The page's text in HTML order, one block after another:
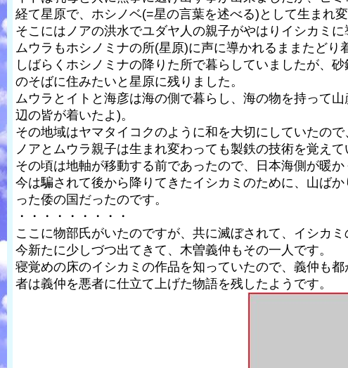
経て星原で、ホシノベ(=星の言葉を述べる)として生まれ変
そこにはノアの洪水でユダヤ人の親子がやはりイシカミ
ムウラもホシノミナの所(星原)に声に導かれるままたどり
しばらくホシノミナの降りた所で暮らしていましたが、
のそばに住みたいと星原に残りました。
ムウラとイトと海彦は海の側で暮らし、海の物を持って
辺の皆が着いたよ)。
その地域はヤマタイコクのように和を大切にしていたの
ノアとムウラ親子は生まれ変わっても製鉄の技術を覚え
その頃は地軸が移動する前であったので、日本海側が暖
今は騙されて後から降りてきたイシカミのために、山ば
った倭の国だったのです。
・・・・・・・・・
ここに物部氏がいたのですが、共に滅ぼされて、イシカ
今新たに少しづつ出てきて、木曽義仲もその一人です。
寝覚めの床のイシカミの作品を知っていたので、義仲も
者は義仲を悪者に仕立て上げた物語を残したようです。